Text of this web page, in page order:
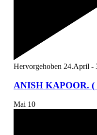
Hervorgehoben 24.April -
ANISH KAPOOR. (
Mai 10